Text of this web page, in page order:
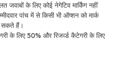
जवाबों के लिए कोई नेगेटिव मार्किंग नहीं
पांच में से किसी भी ऑप्शन को मार्क
सकते हैं।
के लिए 50% और रिजर्व्ड कैटेगरी के लिए